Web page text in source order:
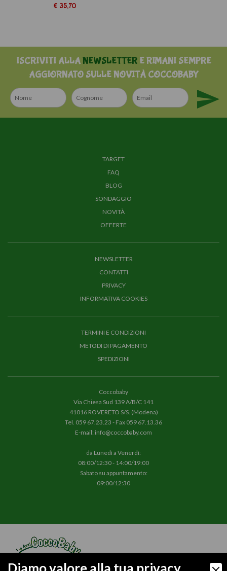
€ 35,70
ISCRIVITI ALLANEWSLETTERE RIMANI SEMPRE
AGGIORNATO SULLE NOVITÀ COCCOBABY
TARGET
FAQ
BLOG
SONDAGGIO
NOVITÀ
OFFERTE
NEWSLETTER
CONTATTI
PRIVACY
INFORMATIVA COOKIES
TERMINI E CONDIZIONI
METODI DI PAGAMENTO
SPEDIZIONI
Coccobaby
Via Chiesa Sud 139 A/B/C 141
41016 ROVERETO S/S. (Modena)
Tel. 059 67.23.23 - Fax 059 67.13.36
E-mail: info@coccobaby.com
da Lunedì a Venerdì:
08:00/12:30 - 14:00/19:00
Sabato su appuntamento:
09:00/12:30